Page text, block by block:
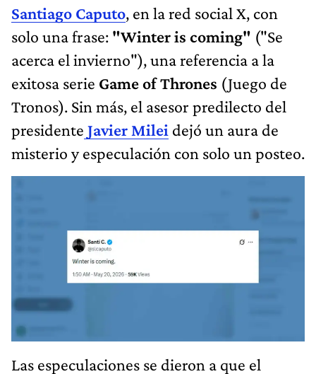
Santiago Caputo, en la red social X, con
solo una frase: "Winter is coming" ("Se
acerca el invierno"), una referencia a la
exitosa serie Game of Thrones (Juego de
Tronos). Sin más, el asesor predilecto del
presidente Javier Milei dejó un aura de
misterio y especulación con solo un posteo.
Las especulaciones se dieron a que el